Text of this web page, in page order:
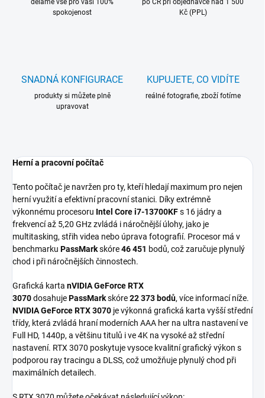
děláme vše pro vaši 100%
spokojenost
po ČR při objednávce nad 1 500
Kč (PPL)
SNADNÁ KONFIGURACE
produkty si můžete plně
upravovat
KUPUJETE, CO VIDÍTE
reálné fotografie, zboží fotíme
Herní a pracovní počítač
Tento počítač je navržen pro ty, kteří hledají maximum pro nejen
herní využití a efektivní pracovní stanici. Díky extrémně
výkonnému procesoru Intel Core i7-13700KFs 16 jádry a
frekvencí až 5,20 GHz zvládá i náročnější úlohy, jako je
multitasking, střih videa nebo úprava fotografií. Procesor má v
benchmarku PassMarkskóre46 451 bodů, což zaručuje plynulý
chod i při náročnějších činnostech.
Grafická karta nVIDIA GeForce RTX
3070dosahujePassMarkskóre22 373 bodů, více informací níže.
NVIDIA GeForce RTX 3070 je výkonná grafická karta vyšší střední
třídy, která zvládá hraní moderních AAA her na ultra nastavení ve
Full HD, 1440p, a většinu titulů i ve 4K na vysoké až střední
nastavení. RTX 3070 poskytuje vysoce kvalitní grafický výkon s
podporou ray tracingu a DLSS, což umožňuje plynulý chod při
maximálních detailech.